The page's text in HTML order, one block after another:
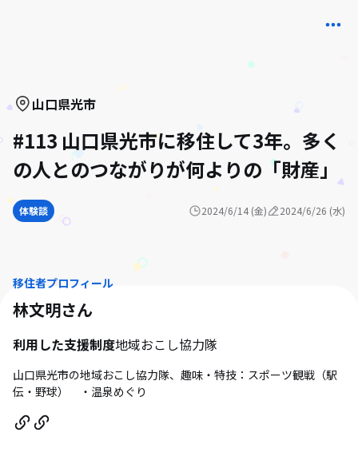
山口県光市
#113 山口県光市に移住して3年。多く
の人とのつながりが何よりの「財産」
体験談 2024/6/14 (金) 2024/6/26 (水)
移住者プロフィール
林文明さん
利用した支援制度地域おこし協力隊
山口県光市の地域おこし協力隊、趣味・特技：スポーツ観戦（駅
伝・野球） ・温泉めぐり